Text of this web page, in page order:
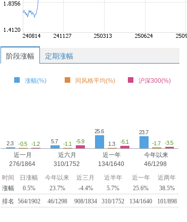
阶段涨幅 定期涨幅
涨幅(%) 同风格平均(%) 沪深300(%)
2.3 -0.5 -1.2
近一月
276/1864
5.7 -1.1 -5.9
近六月
310/1752
25.6
1.3 -5.1
近一年
134/1640
23.7
-1.7
-3.5
今年以来
46/1298
时间
日涨幅 今年以来 近三月 近半年 近一年
近两年
涨幅
0.5% 23.7% -4.4% 5.7% 25.6%
38.5%
排名
564/1902 46/1298 908/1834 310/1752 134/1640 101/898